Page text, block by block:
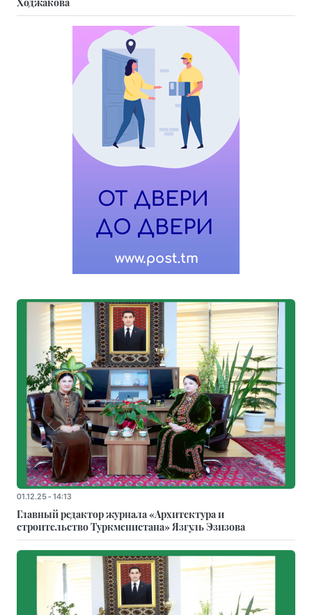
01.12.25 - 14:13
Главный редактор журнала «Архитектура и
строительство Туркменистана» Язгуль Эзизова